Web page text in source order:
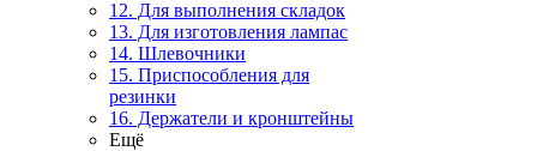
12. Для выполнения складок
13. Для изготовления лампас
14. Шлевочники
15. Приспособления для
резинки
16. Держатели и кронштейны
Ещё